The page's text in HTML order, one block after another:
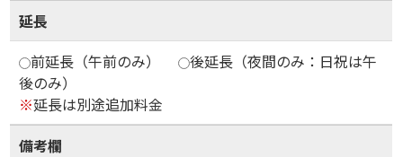
延長
前延長（午前のみ）
後延長（夜間のみ：日祝は午
後のみ）
※延長は別途追加料金
備考欄